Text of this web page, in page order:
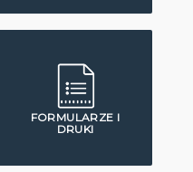
FORMULARZE I
DRUKI